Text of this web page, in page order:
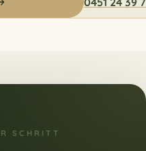
SCHRITT